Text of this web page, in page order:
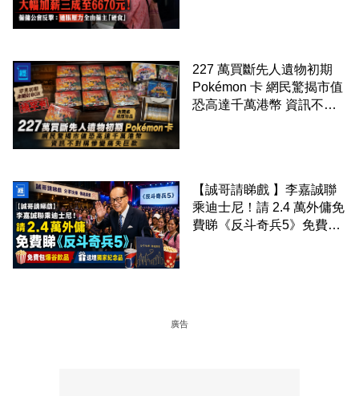
227 萬買斷先人遺物初期
Pokémon 卡 網民驚揭市值
恐高達千萬港幣 資訊不對
【誠哥請睇戲 】李嘉誠聯
乘迪士尼！請 2.4 萬外傭免
費睇《反斗奇兵5》免費包
廣告